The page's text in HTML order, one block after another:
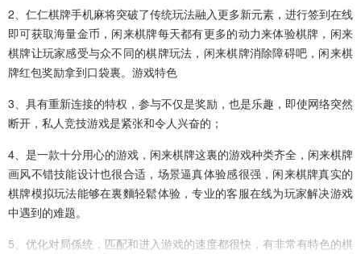
2、仁仁棋牌手机麻将突破了传统玩法融入更多新元素，进行签到在线
即可获取海量金币，闲来棋牌每天都有更多的动力来体验棋牌，闲来
棋牌让玩家感受与众不同的棋牌玩法，闲来棋牌消除障碍吧，闲来棋
牌红包奖励拿到口袋裏。游戏特色
3、具有重新连接的特权，参与不仅是奖励，也是乐趣，即使网络突然
断开，私人竞技游戏是紧张和令人兴奋的；
4、是一款十分用心的游戏，闲来棋牌这裏的游戏种类齐全，闲来棋牌
画风不错技能设计也很合适，场景逼真体验感很强，闲来棋牌真实的
棋牌模拟玩法能够在裏麵轻鬆体验，专业的客服在线为玩家解决游戏
中遇到的难题。
5、优化对局係统，匹配和进入游戏的速度都很快，有非常有特色的棋